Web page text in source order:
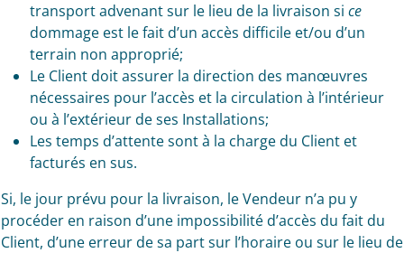
transport advenant sur le lieu de la livraison si ce
dommage est le fait d’un accès difficile et/ou d’un
terrain non approprié;
Le Client doit assurer la direction des manœuvres
nécessaires pour l’accès et la circulation à l’intérieur
ou à l’extérieur de ses Installations;
Les temps d’attente sont à la charge du Client et
facturés en sus.
Si, le jour prévu pour la livraison, le Vendeur n’a pu y
procéder en raison d’une impossibilité d’accès du fait du
Client, d’une erreur de sa part sur l’horaire ou sur le lieu de